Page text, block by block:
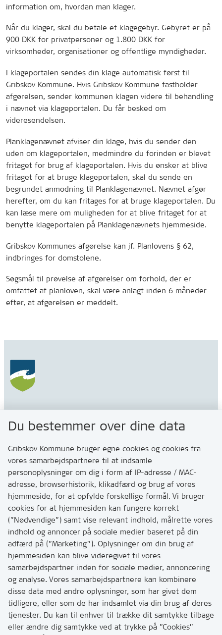
information om, hvordan man klager.
Når du klager, skal du betale et klagegebyr. Gebyret er på
900 DKK for privatpersoner og 1.800 DKK for
virksomheder, organisationer og offentlige myndigheder.
I klageportalen sendes din klage automatisk først til
Gribskov Kommune. Hvis Gribskov Kommune fastholder
afgørelsen, sender kommunen klagen videre til behandling
i nævnet via klageportalen. Du får besked om
videresendelsen.
Planklagenævnet afviser din klage, hvis du sender den
uden om klageportalen, medmindre du forinden er blevet
fritaget for brug af klageportalen. Hvis du ønsker at blive
fritaget for at bruge klageportalen, skal du sende en
begrundet anmodning til Planklagenævnet. Nævnet afgør
herefter, om du kan fritages for at bruge klageportalen. Du
kan læse mere om muligheden for at blive fritaget for at
benytte klageportalen på Planklagenævnets hjemmeside.
Gribskov Kommunes afgørelse kan jf. Planlovens § 62,
indbringes for domstolene.
Søgsmål til prøvelse af afgørelser om forhold, der er
omfattet af planloven, skal være anlagt inden 6 måneder
efter, at afgørelsen er meddelt.
3200 Helsinge
Kontakt
Skriv til os via Digital Post
Har du brug for at komme i kontakt med os? Se her
hvordan
Tip os om huller i vejen eller andet
T:7249 6000
Bemærk: vi har mange opkald mellem kl. 10 og 11
Links
Tilgængelighedserklæring
Cookies
Du bestemmer over dine data
Gribskov Kommune bruger egne cookies og cookies fra
vores samarbejdspartnere til at indsamle
personoplysninger om dig i form af IP-adresse / MAC-
adresse, browserhistorik, klikadfærd og brug af vores
hjemmeside, for at opfylde forskellige formål. Vi bruger
cookies for at hjemmesiden kan fungere korrekt
(”Nødvendige”) samt vise relevant indhold, målrette vores
indhold og annoncer på sociale medier baseret på din
adfærd på (”Marketing”). Oplysninger om din brug af
hjemmesiden kan blive videregivet til vores
samarbejdspartner inden for sociale medier, annoncering
og analyse. Vores samarbejdspartnere kan kombinere
disse data med andre oplysninger, som har givet dem
tidligere, eller som de har indsamlet via din brug af deres
tjenester. Du kan til enhver til trække dit samtykke tilbage
eller ændre dig samtykke ved at trykke på ”Cookies”